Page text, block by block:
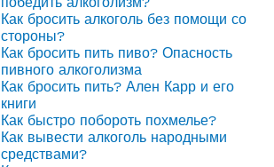
Как бросить алкоголь без помощи со
стороны?
Как бросить пить пиво? Опасность
пивного алкоголизма
Как бросить пить? Ален Карр и его
книги
Как быстро побороть похмелье?
Как вывести алкоголь народными
средствами?